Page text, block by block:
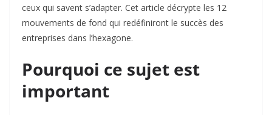
ceux qui savent s’adapter. Cet article décrypte les 12
mouvements de fond qui redéfiniront le succès des
entreprises dans l’hexagone.
Pourquoi ce sujet est
important